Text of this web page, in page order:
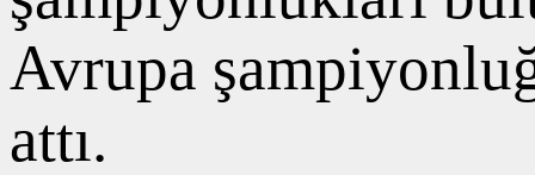
Avrupa
attı.